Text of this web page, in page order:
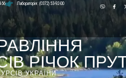
Лабораторія: (0372) 53-92-00
56
РІЧОК
УКРАЇНИ